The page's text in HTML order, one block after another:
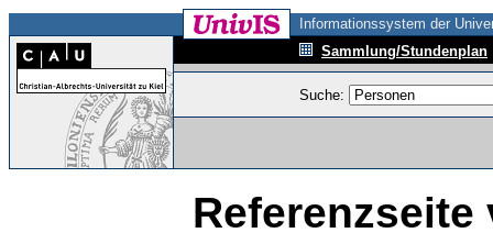
Informationssystem der
Sammlung/Stundenplan
Suche:
Referenzseite